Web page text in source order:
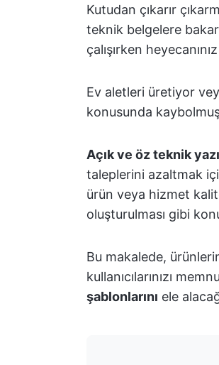
Kutudan çıkarır
teknik belgelere
çalışırken
Ev aletleri üretiyor
konusunda
Açık ve öz teknik
taleplerini azaltmak
ürün veya hizmet
oluşturulması gibi
Bu makalede,
kullanıcılarınızı
şablonlarını ele